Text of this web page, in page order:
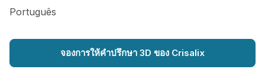
Português
จองการให้คำปรึกษา 3D ของ Crisalix